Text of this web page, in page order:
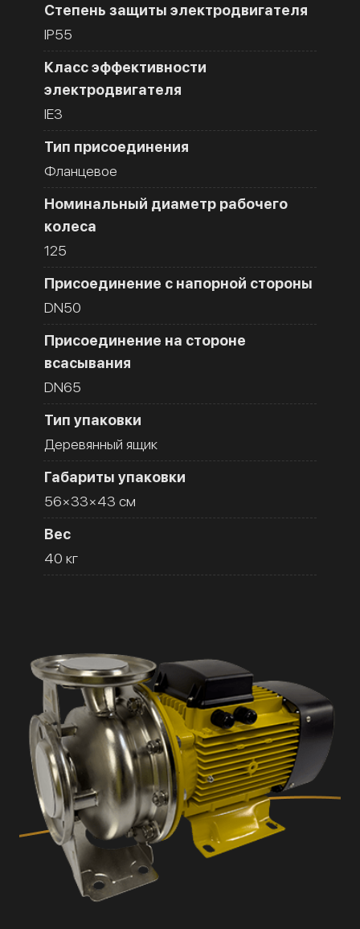
Степень защиты электродвигателя
IP55
Класс эффективности
электродвигателя
IE3
Тип присоединения
Фланцевое
Номинальный диаметр рабочего
колеса
125
Присоединение с напорной стороны
DN50
Присоединение на стороне
всасывания
DN65
Тип упаковки
Деревянный ящик
Габариты упаковки
56×33×43 см
Вес
40 кг